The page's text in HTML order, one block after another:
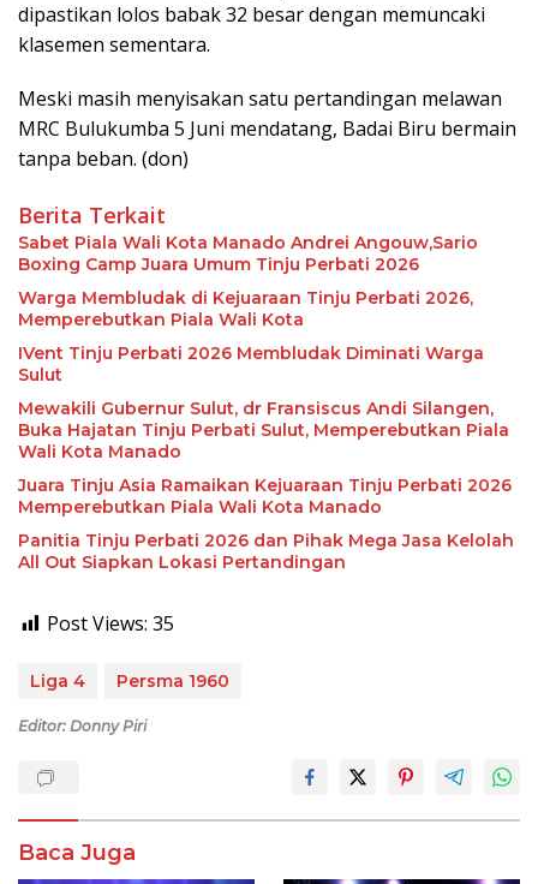
dipastikan lolos babak 32 besar dengan memuncaki
klasemen sementara.
Meski masih menyisakan satu pertandingan melawan
MRC Bulukumba 5 Juni mendatang, Badai Biru bermain
tanpa beban. (don)
Berita Terkait
Sabet Piala Wali Kota Manado Andrei Angouw,Sario
Boxing Camp Juara Umum Tinju Perbati 2026
Warga Membludak di Kejuaraan Tinju Perbati 2026,
Memperebutkan Piala Wali Kota
IVent Tinju Perbati 2026 Membludak Diminati Warga
Sulut
Mewakili Gubernur Sulut, dr Fransiscus Andi Silangen,
Buka Hajatan Tinju Perbati Sulut, Memperebutkan Piala
Wali Kota Manado
Juara Tinju Asia Ramaikan Kejuaraan Tinju Perbati 2026
Memperebutkan Piala Wali Kota Manado
Panitia Tinju Perbati 2026 dan Pihak Mega Jasa Kelolah
All Out Siapkan Lokasi Pertandingan
Post Views: 35
Liga 4 Persma 1960
Editor: Donny Piri
Baca Juga